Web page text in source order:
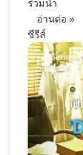
ร่วมนำ
อ่านต่อ »
ซีรีส์